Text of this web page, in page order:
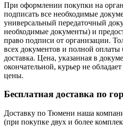
При оформлении покупки на
подписать все необходимые
универсальный передаточный
необходимые документы) и
право подписи от организации.
всех документов и полной оплаты
доставка. Цена, указанная в
окончательной, курьер не
цены.
Бесплатная доставка по
Доставку по Тюмени наша
(при покупке двух и более